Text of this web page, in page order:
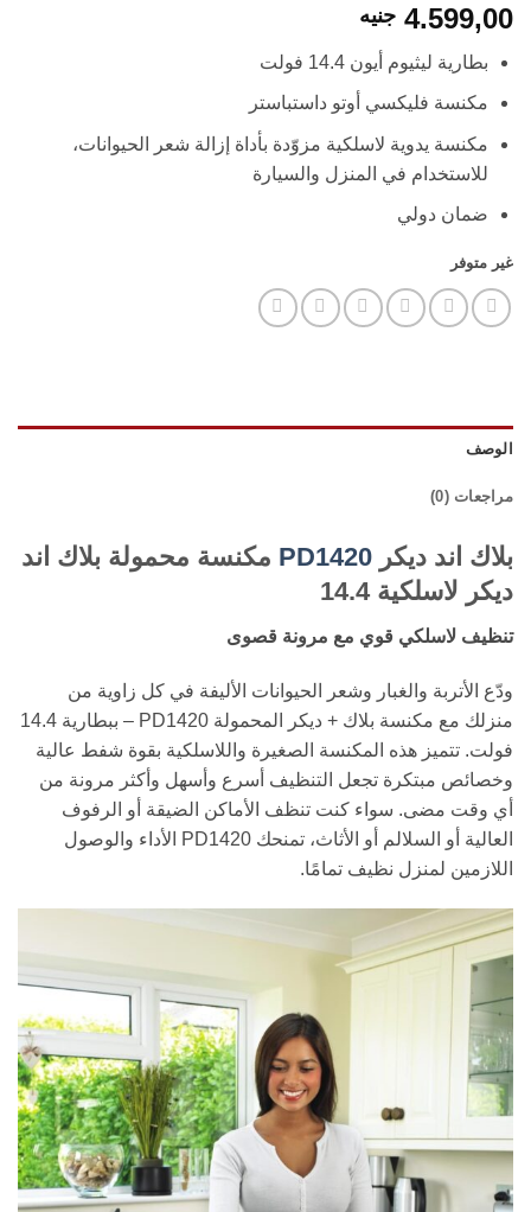
4.599,00 جنيه
بطارية ليثيوم أيون 14.4 فولت
مكنسة فليكسي أوتو داستباستر
مكنسة يدوية لاسلكية مزوّدة بأداة إزالة شعر الحيوانات،
للاستخدام في المنزل والسيارة
ضمان دولي
غير متوفر
الوصف
مراجعات (0)
بلاك اند ديكر PD1420 مكنسة محمولة بلاك اند
ديكر لاسلكية 14.4
تنظيف لاسلكي قوي مع مرونة قصوى
ودّع الأتربة والغبار وشعر الحيوانات الأليفة في كل زاوية من
منزلك مع مكنسة بلاك + ديكر المحمولة PD1420 – ببطارية 14.4
فولت. تتميز هذه المكنسة الصغيرة واللاسلكية بقوة شفط عالية
وخصائص مبتكرة تجعل التنظيف أسرع وأسهل وأكثر مرونة من
أي وقت مضى. سواء كنت تنظف الأماكن الضيقة أو الرفوف
العالية أو السلالم أو الأثاث، تمنحك PD1420 الأداء والوصول
اللازمين لمنزل نظيف تمامًا.